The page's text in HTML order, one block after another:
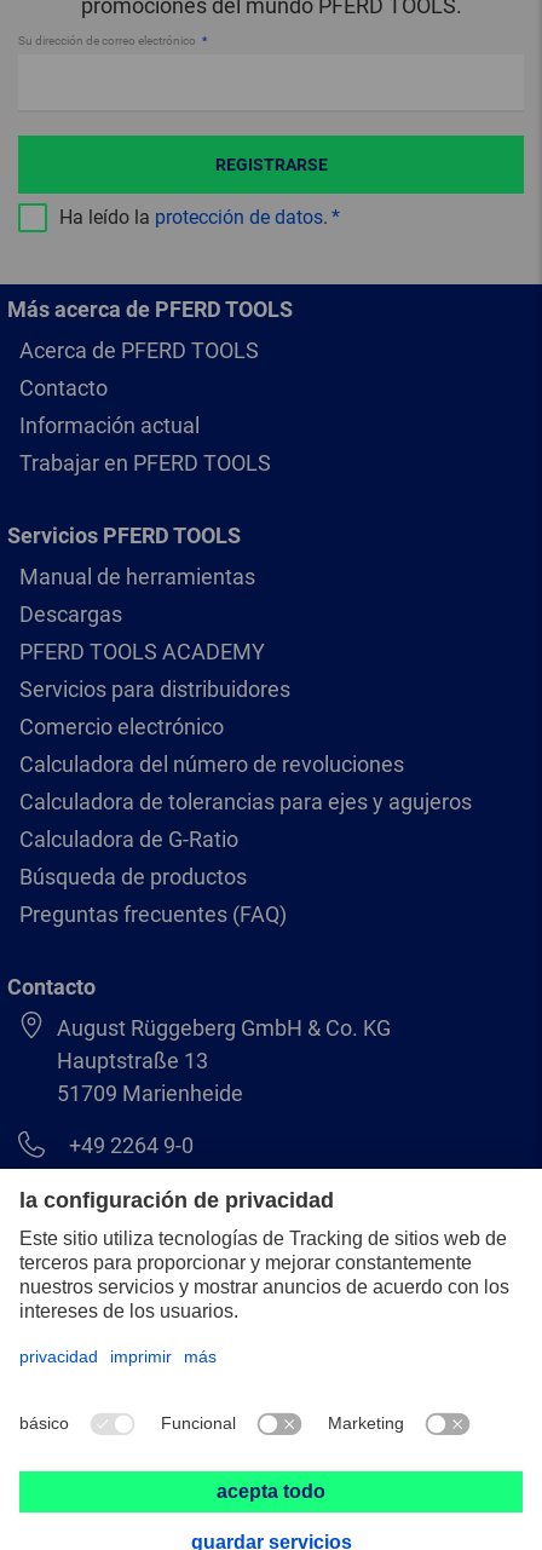
promociones del mundo PFERD TOOLS.
Su dirección de correo electrónico
Ha leído la protección de datos.
REGISTRARSE
Más acerca de PFERD TOOLS
Acerca de PFERD TOOLS
Contacto
Información actual
Trabajar en PFERD TOOLS
Servicios PFERD TOOLS
Manual de herramientas
Descargas
PFERD TOOLS ACADEMY
Servicios para distribuidores
Comercio electrónico
Calculadora del número de revoluciones
Calculadora de tolerancias para ejes y agujeros
Calculadora de G-Ratio
Búsqueda de productos
Preguntas frecuentes (FAQ)
Contacto
August Rüggeberg GmbH & Co. KG
Hauptstraße 13
51709 Marienheide
+49 2264 9-0
info@pferd.com
+49 2264 9-400
Aviso legal
CGV
© 2026 August Rüggeberg GmbH & Co. KG